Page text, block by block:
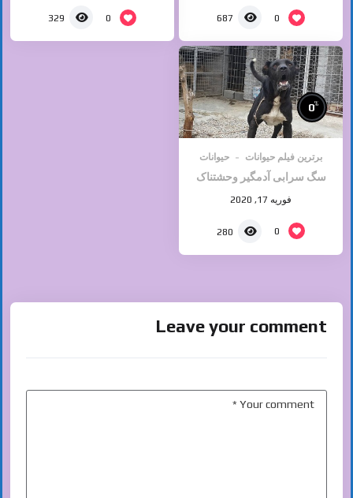
0
687
0
329
0%
برترین فیلم حیوانات حیوانات
سگ سرابی آدمگیر وحشتناک
فوریه 17, 2020
0
280
Leave your comment